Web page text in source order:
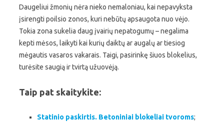
Daugeliui žmonių nėra nieko nemaloniau, kai nepavyksta
įsirengti poilsio zonos, kuri nebūtų apsaugota nuo vėjo.
Tokia zona sukelia daug įvairių nepatogumų – negalima
kepti mėsos, laikyti kai kurių daiktų ar augalų ar tiesiog
mėgautis vasaros vakarais. Taigi, pasirinkę šiuos blokelius,
turėsite saugią ir tvirtą užuovėją.
Taip pat skaitykite:
Statinio paskirtis. Betoniniai blokeliai tvoroms;